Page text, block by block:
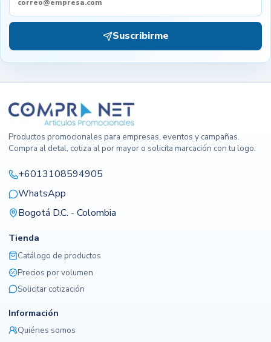
Suscribirme
Productos promocionales para empresas, eventos y campañas.
Compra al detal, cotiza al por mayor o solicita marcación con tu logo.
+6013108594905
WhatsApp
Bogotá D.C. - Colombia
Tienda
Catálogo de productos
Precios por volumen
Solicitar cotización
Información
Quiénes somos